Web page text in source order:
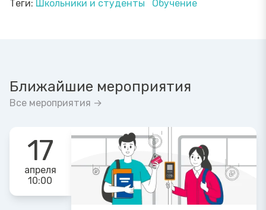
Теги: Школьники и студенты Обучение
Ближайшие мероприятия
Все мероприятия →
17
апреля
10:00